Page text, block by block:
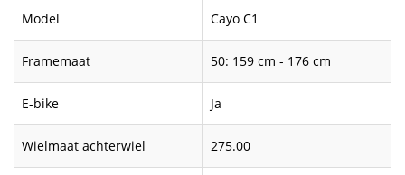
Model Cayo C1
Framemaat 50: 159 cm - 176 cm
E-bike Ja
Wielmaat achterwiel 275.00